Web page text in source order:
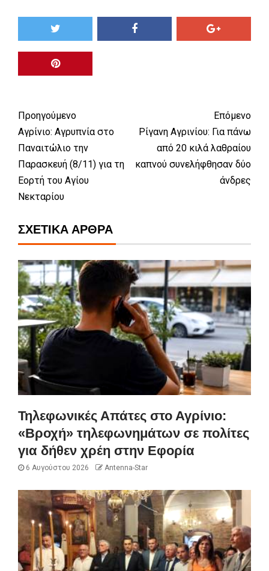
Προηγούμενο
Αγρίνιο: Αγρυπνία στο
Παναιτώλιο την
Παρασκευή (8/11) για τη
Εορτή του Αγίου
Νεκταρίου
Επόμενο
Ρίγανη Αγρινίου: Για πάνω
από 20 κιλά λαθραίου
καπνού συνελήφθησαν δύο
άνδρες
ΣΧΕΤΙΚΆ ΆΡΘΡΑ
Τηλεφωνικές Απάτες στο Αγρίνιο:
«Βροχή» τηλεφωνημάτων σε πολίτες
για δήθεν χρέη στην Εφορία
6 Αυγούστου 2026 Antenna-Star